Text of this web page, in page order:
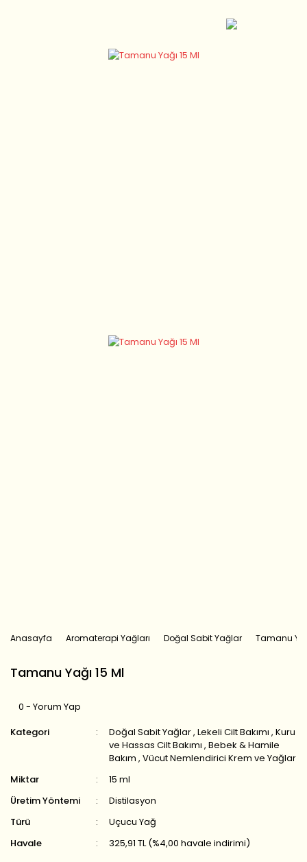
Anasayfa Aromaterapi Yağları Doğal Sabit Yağlar Tamanu
Tamanu Yağı 15 Ml
0 - Yorum Yap
Kategori
Doğal Sabit Yağlar,Lekeli Cilt Bakımı ,Kuru
ve Hassas Cilt Bakımı ,Bebek & Hamile
Bakım ,Vücut Nemlendirici Krem ve Yağlar
Miktar
15 ml
Üretim Yöntemi
Distilasyon
Türü
Uçucu Yağ
Havale
325,91 TL (%4,00 havale indirimi)